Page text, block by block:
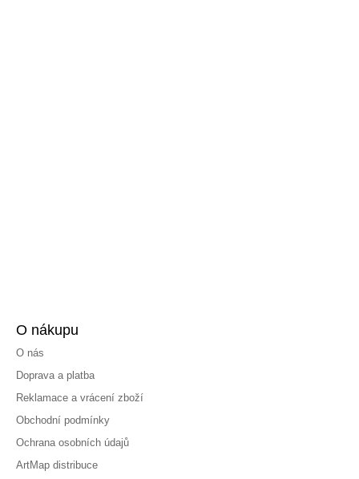
O nákupu
O nás
Doprava a platba
Reklamace a vrácení zboží
Obchodní podmínky
Ochrana osobních údajů
ArtMap distribuce